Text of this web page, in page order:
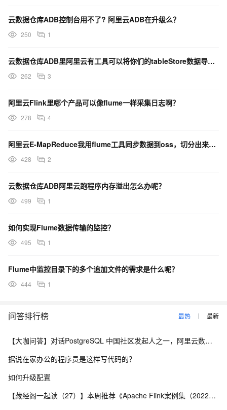
云数据仓库ADB控制台用不了? 阿里云ADB在升级么？
250 1
云数据仓库ADB里阿里云有工具可以将你们的tableStore数据导入到ADB里吗？
262 3
阿里云Flink里哪个产品可以像flume一样采集日志啊？
278 4
阿里云E-MapReduce我用flume工具同步数据到oss，切分出来的文件毫无规律是什么原因？
428 2
云数据仓库ADB阿里云跑程序内存溢出怎么办呢？
499 1
如何实现Flume数据传输的监控？
495 1
Flume中监控目录下的多个追加文件的需求是什么呢？
444 1
问答排行榜 最热 最新
【大咖问答】对话PostgreSQL 中国社区发起人之一，阿里云数据库高级专家 德哥
据说在家办公的程序员是这样写代码的？
如何升级配置
【藏经阁一起读（27）】本周推荐《Apache Flink案例集（2022版）》，你有哪些心得？